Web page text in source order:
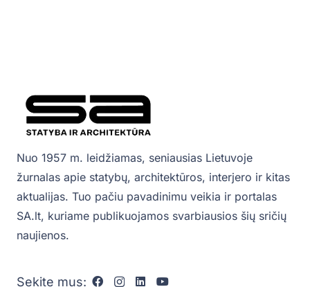
Nuo 1957 m. leidžiamas, seniausias Lietuvoje
žurnalas apie statybų, architektūros, interjero ir kitas
aktualijas. Tuo pačiu pavadinimu veikia ir portalas
SA.lt, kuriame publikuojamos svarbiausios šių sričių
naujienos.
Sekite mus: